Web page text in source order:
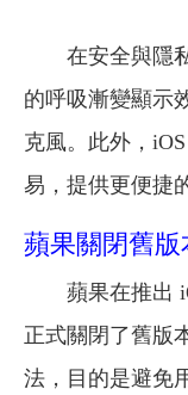
在安全與隱
的呼吸漸變顯示
克風。此外，
易，提供更便捷
蘋果關閉舊
蘋果在推出
正式關閉了舊版
法，目的是避免